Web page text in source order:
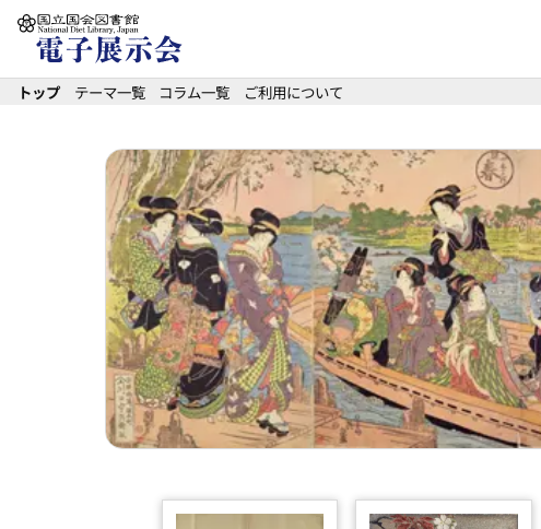
本文へ移動
トップ
テーマ一覧 コラム一覧 ご利用について